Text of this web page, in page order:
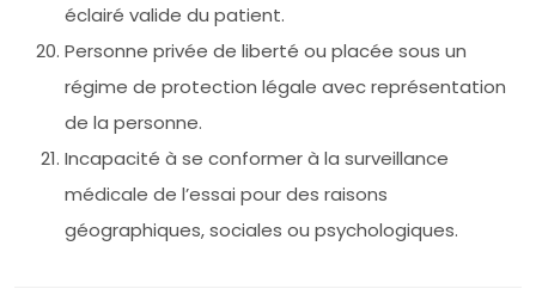
éclairé valide du patient.
Personne privée de liberté ou placée sous un
régime de protection légale avec représentation
de la personne.
Incapacité à se conformer à la surveillance
médicale de l’essai pour des raisons
géographiques, sociales ou psychologiques.